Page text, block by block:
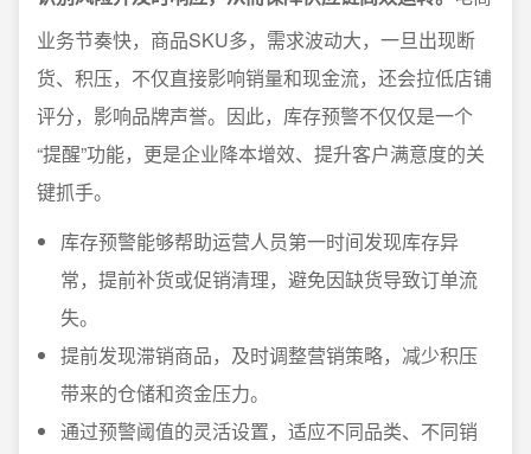
业务节奏快，商品SKU多，需求波动大，一旦出现断
货、积压，不仅直接影响销量和现金流，还会拉低店铺
评分，影响品牌声誉。因此，库存预警不仅仅是一个
“提醒”功能，更是企业降本增效、提升客户满意度的关
键抓手。
库存预警能够帮助运营人员第一时间发现库存异
常，提前补货或促销清理，避免因缺货导致订单流
失。
提前发现滞销商品，及时调整营销策略，减少积压
带来的仓储和资金压力。
通过预警阈值的灵活设置，适应不同品类、不同销